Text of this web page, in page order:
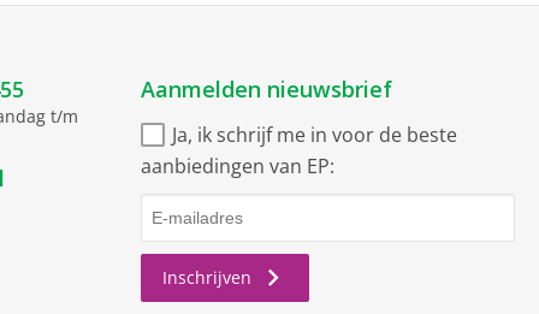
t/m
Aanmelden nieuwsbrief
Ja, ik schrijf me in voor de beste
aanbiedingen van EP:
Inschrijven